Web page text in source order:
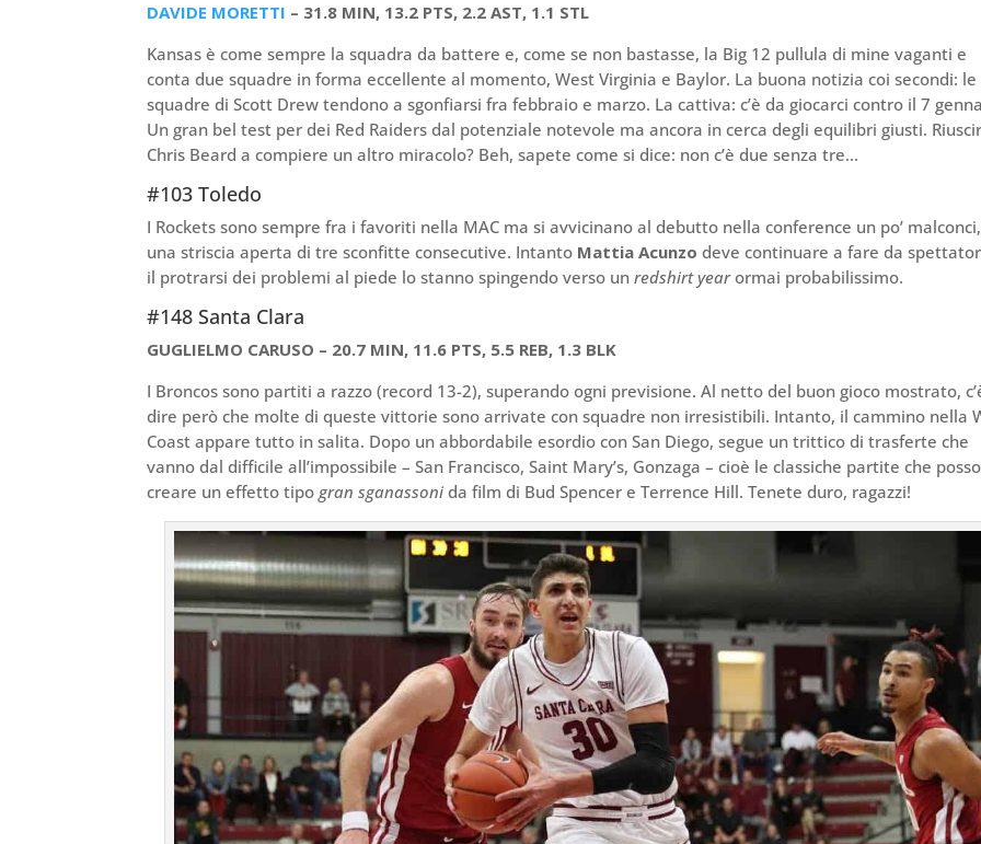
DAVIDE MORETTI – 31.8 MIN, 13.2 PTS, 2.2 AST, 1.1 STL
Kansas è come sempre la squadra da battere e, come se non bastasse, la Big 12 pullula di mine vaganti e
conta due squadre in forma eccellente al momento, West Virginia e Baylor. La buona notizia coi secondi: le
squadre di Scott Drew tendono a sgonfiarsi fra febbraio e marzo. La cattiva: c’è da giocarci contro il 7
Un gran bel test per dei Red Raiders dal potenziale notevole ma ancora in cerca degli equilibri giusti.
Chris Beard a compiere un altro miracolo? Beh, sapete come si dice: non c’è due senza tre…
#103 Toledo
I Rockets sono sempre fra i favoriti nella MAC ma si avvicinano al debutto nella conference un po’
una striscia aperta di tre sconfitte consecutive. Intanto Mattia Acunzo deve continuare a fare da
il protrarsi dei problemi al piede lo stanno spingendo verso unredshirt yearormai probabilissimo.
#148 Santa Clara
GUGLIELMO CARUSO – 20.7 MIN, 11.6 PTS, 5.5 REB, 1.3 BLK
I Broncos sono partiti a razzo (record 13-2), superando ogni previsione. Al netto del buon gioco mostrato,
dire però che molte di queste vittorie sono arrivate con squadre non irresistibili. Intanto, il cammino nella
Coast appare tutto in salita. Dopo un abbordabile esordio con San Diego, segue un trittico di trasferte che
vanno dal difficile all’impossibile – San Francisco, Saint Mary’s, Gonzaga – cioè le classiche partite che
creare un effetto tipogran sganassoni da film di Bud Spencer e Terrence Hill. Tenete duro, ragazzi!